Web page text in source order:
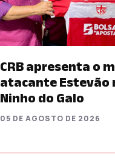
CRB apresenta o
atacante Estevão
Ninho do Galo
05 DE AGOSTO DE 2026